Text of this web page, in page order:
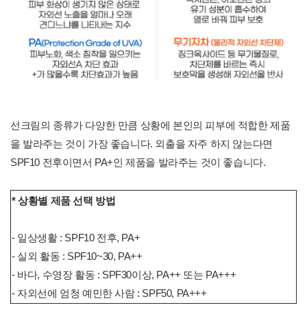
선크림의 종류가 다양한 만큼 상황에 본인의 피부에 적합한 제품
을 발라주는 것이 가장 좋습니다. 외출을 자주 하지 않는다면
SPF10 전후이면서 PA+인 제품을 발라주는 것이 좋습니다.
* 상황별 제품 선택 방법
- 일상생활 : SPF10 전후, PA+
- 실외 활동 : SPF10~30, PA++
- 바다, 수영장 활동 : SPF30이상, PA++ 또는 PA+++
- 자외선에 엄청 예민한 사람 : SPF50, PA+++